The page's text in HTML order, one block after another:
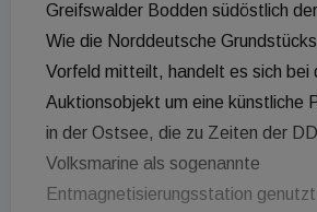
Greifswalder Bodden südöstlich
Wie die Norddeutsche
Vorfeld mitteilt, handelt es sich bei
Auktionsobjekt um eine künstliche
in der Ostsee, die zu Zeiten der
Volksmarine als sogenannte
Entmagnetisierungsstation